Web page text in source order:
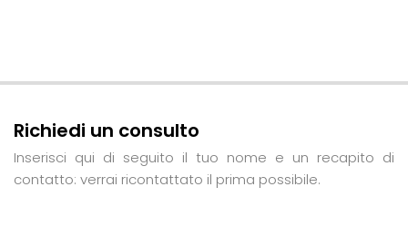
Richiedi un consulto
Inserisci qui di seguito il tuo nome e un recapito di
contatto: verrai ricontattato il prima possibile.